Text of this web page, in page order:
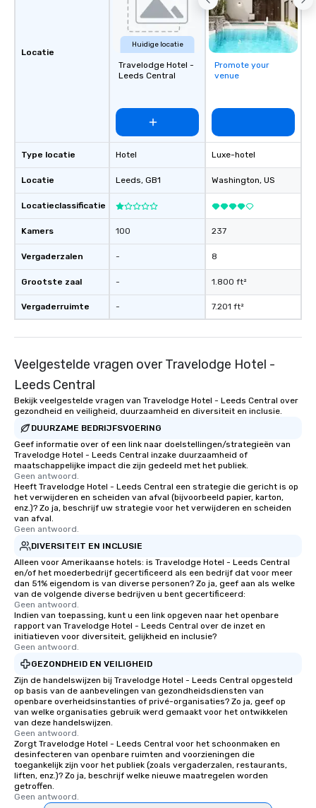
Locatie
Type locatie
Locatie
Locatieclassificatie
Kamers
Vergaderzalen
Grootste zaal
Vergaderruimte
Huidige locatie
Travelodge Hotel -
Leeds Central
Hotel
Leeds, GB1
100
-
-
-
Promote your
venue
Luxe-hotel
Washington, US
237
8
1.800 ft²
7.201 ft²
Veelgestelde vragen over Travelodge Hotel -
Leeds Central
Bekijk veelgestelde vragen van Travelodge Hotel - Leeds Central over
gezondheid en veiligheid, duurzaamheid en diversiteit en inclusie.
DUURZAME BEDRIJFSVOERING
Geef informatie over of een link naar doelstellingen/strategieën van
Travelodge Hotel - Leeds Central inzake duurzaamheid of
maatschappelijke impact die zijn gedeeld met het publiek.
Geen antwoord.
Heeft Travelodge Hotel - Leeds Central een strategie die gericht is op
het verwijderen en scheiden van afval (bijvoorbeeld papier, karton,
enz.)? Zo ja, beschrijf uw strategie voor het verwijderen en scheiden
van afval.
Geen antwoord.
DIVERSITEIT EN INCLUSIE
Alleen voor Amerikaanse hotels: is Travelodge Hotel - Leeds Central
en/of het moederbedrijf gecertificeerd als een bedrijf dat voor meer
dan 51% eigendom is van diverse personen? Zo ja, geef aan als welke
van de volgende diverse bedrijven u bent gecertificeerd:
Geen antwoord.
Indien van toepassing, kunt u een link opgeven naar het openbare
rapport van Travelodge Hotel - Leeds Central over de inzet en
initiatieven voor diversiteit, gelijkheid en inclusie?
Geen antwoord.
GEZONDHEID EN VEILIGHEID
Zijn de handelswijzen bij Travelodge Hotel - Leeds Central opgesteld
op basis van de aanbevelingen van gezondheidsdiensten van
openbare overheidsinstanties of privé-organisaties? Zo ja, geef op
van welke organisaties gebruik werd gemaakt voor het ontwikkelen
van deze handelswijzen.
Geen antwoord.
Zorgt Travelodge Hotel - Leeds Central voor het schoonmaken en
desinfecteren van openbare ruimten and voorzieningen die
toegankelijk zijn voor het publiek (zoals vergaderzalen, restaurants,
liften, enz.)? Zo ja, beschrijf welke nieuwe maatregelen worden
getroffen.
Geen antwoord.